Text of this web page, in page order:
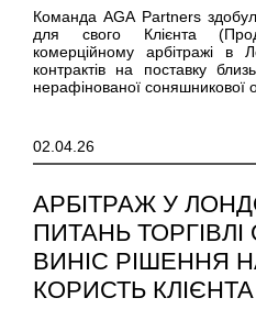
Команда AGA Partners
для свого Клієнта
комерційному арбітражі в
контрактів на поставку
нерафінованої соняшникової
02.04.26
АРБІТРАЖ У
ПИТАНЬ
ВИНІС РІШЕННЯ
КОРИСТЬ КЛІЄНТА